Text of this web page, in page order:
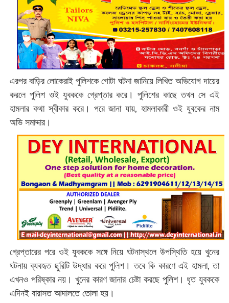
এরপর বাড়ির লোকেরাই পুলিশকে গোটা ঘটনা জানিয়ে লিখিত অভিযোগ দায়ের
করলে পুলিশ ওই যুবককে গ্রেপ্তার করে। পুলিশের কাছে তখন সে এই
হামলার কথা স্বীকার করে। পরে জানা যায়, হামলাকারী ওই যুবকের নাম
অভি সমাদ্দার।
গ্রেপ্তারের পরে ওই যুবককে সঙ্গে নিয়ে ঘটনাস্থলে উপস্থিতি হয়ে খুনের
ঘটনায় ব্যবহৃত ছুরিটি উদ্ধার করে পুলিশ। তবে কি কারণে এই হামলা, তা
এখনও পরিষ্কার নয়। খুনের কারণ জানার চেষ্টা করছে পুলিশ। ধৃত যুবককে
এদিনই বারাসত আদালতে তোলা হয়।